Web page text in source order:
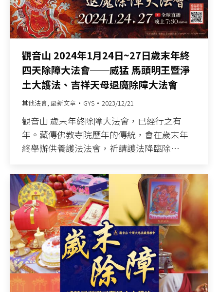
觀音山 2024年1月24日~27日歲末年終
四天除障大法會──威猛 馬頭明王暨淨
土大護法、吉祥天母退魔除障大法會
其他法會, 最新文章 GYS 2023/12/21
觀音山 歲末年終除障大法會，已經行之有
年。藏傳佛教寺院歷年的傳統，會在歲末年
終舉辦供養護法法會，祈請護法降臨除…